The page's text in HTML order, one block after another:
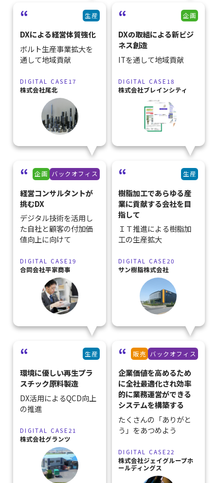
生産
DXによる経営体質強化
ボルト生産事業拡大を
通して地域貢献
DIGITAL CASE17
株式会社尾北
企画
DXの取組による新ビジ
ネス創造
ITを通して地域貢献
DIGITAL CASE18
株式会社ブレインシティ
企画 バックオフィス
経営コンサルタントが
挑むDX
デジタル技術を活用し
た自社と顧客の付加価
値向上に向けて
DIGITAL CASE19
合同会社平家商事
生産
樹脂加工であらゆる産
業に貢献する会社を目
指して
ＩＴ推進による樹脂加
工の生産拡大
DIGITAL CASE20
サン樹脂株式会社
生産
環境に優しい再生プラ
スチック原料製造
DX活用によるQCD向上
の推進
DIGITAL CASE21
株式会社グランツ
販売 バックオフィス
企業価値を高めるため
に全社最適化され効率
的に業務運営ができる
システムを構築する
たくさんの「ありがと
う」をあつめよう
DIGITAL CASE22
株式会社ジェイグループホ
ールディングス